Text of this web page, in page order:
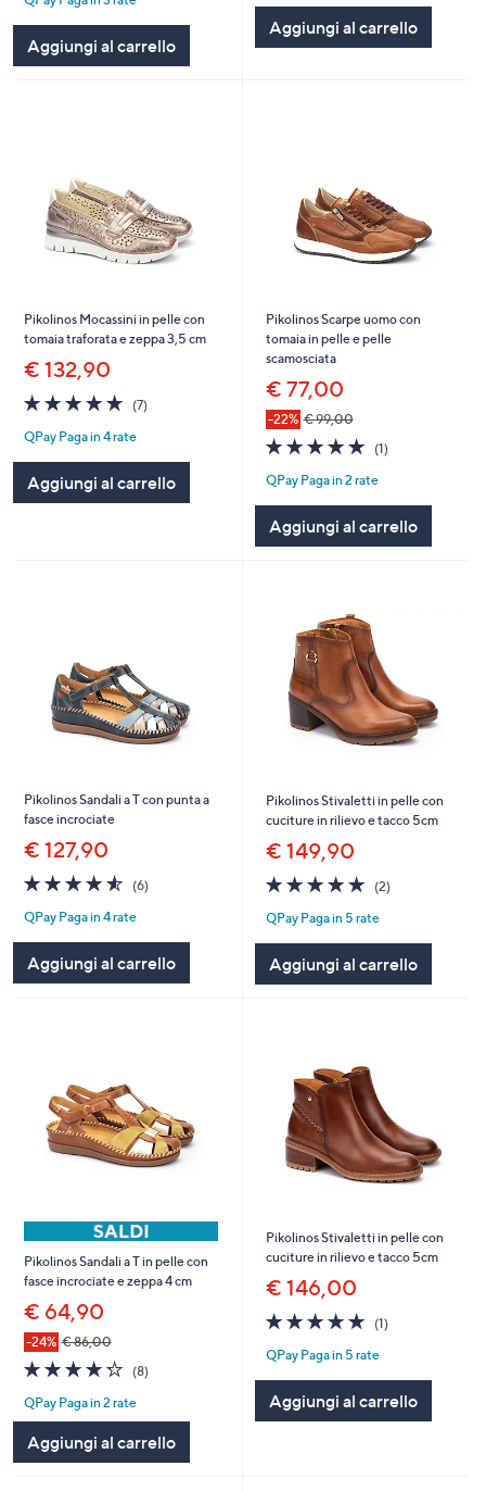
Aggiungi al carrello
Aggiungi al carrello
Pikolinos Mocassini in pelle con
tomaia traforata e zeppa 3,5 cm
€ 132,90
5.0
of
5
(7)
QPay Paga in 4 rate
Aggiungi al carrello
Pikolinos Scarpe uomo con
tomaia in pelle e pelle
scamosciata
€ 77,00
-22% € 99,00
5.0
of
5
(1)1
QPay Paga in 2 rate
Aggiungi al carrello
Pikolinos Sandali a T con punta a
fasce incrociate
€ 127,90
4.5
of
5
(6)
QPay Paga in 4 rate
Aggiungi al carrello
Pikolinos Stivaletti in pelle con
cuciture in rilievo e tacco 5cm
€ 149,90
5.0
of
5
(2)
QPay Paga in 5 rate
Aggiungi al carrello
Pikolinos Sandali a T in pelle con
fasce incrociate e zeppa 4 cm
€ 64,90
-24% € 86,00
4.2
of
5
Stars
(8)
QPay Paga in 2 rate
Aggiungi al carrello
Pikolinos Stivaletti in pelle con
cuciture in rilievo e tacco 5cm
€ 146,00
5.0
of
5
(1)
QPay Paga in 5 rate
Aggiungi al carrello